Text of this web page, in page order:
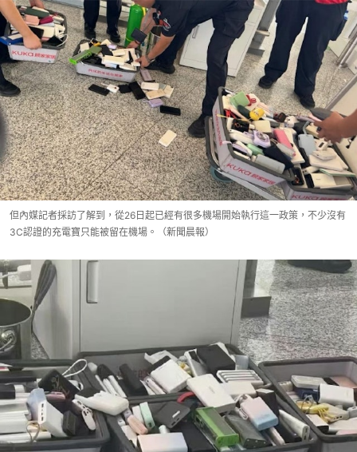
但內媒記者採訪了解到，從26日起已經有很多機場開始執行這一政策，不少沒有
3C認證的充電寶只能被留在機場。（新聞晨報）